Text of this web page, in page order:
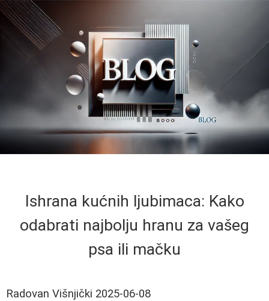
Ishrana kućnih ljubimaca: Kako
odabrati najbolju hranu za vašeg
psa ili mačku
Radovan Višnjički 2025-06-08